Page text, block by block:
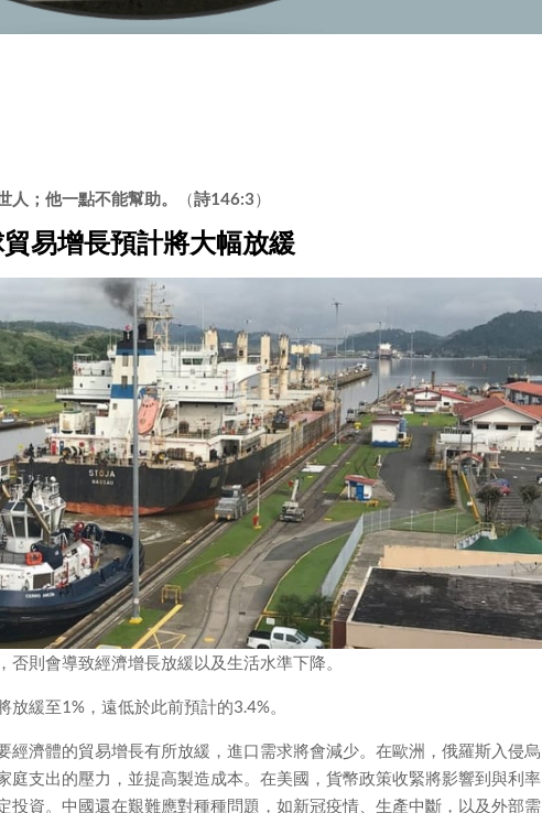
；他一點不能幫助。 （詩146:3）
易增長預計將大幅放緩
則會導致經濟增長放緩以及生活水準下降。
緩至1%，遠低於此前預計的3.4%。
經濟體的貿易增長有所放緩，進口需求將會減少。在歐洲，俄羅斯入侵烏
庭支出的壓力，並提高製造成本。在美國，貨幣政策收緊將影響到與利率
投資。中國還在艱難應對種種問題，如新冠疫情、生產中斷，以及外部需